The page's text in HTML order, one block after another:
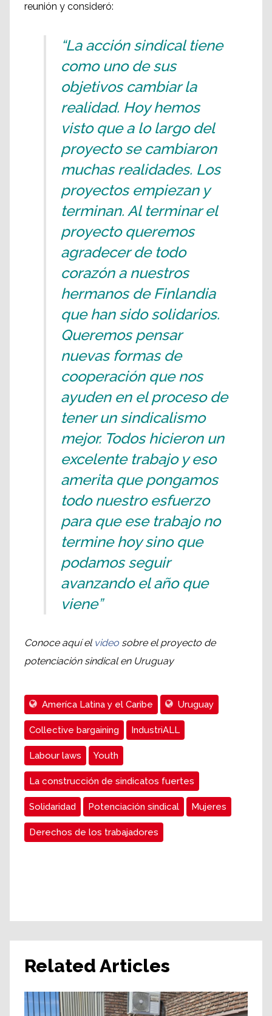
reunión y consideró:
“La acción sindical tiene
como uno de sus
objetivos cambiar la
realidad. Hoy hemos
visto que a lo largo del
proyecto se cambiaron
muchas realidades. Los
proyectos empiezan y
terminan. Al terminar el
proyecto queremos
agradecer de todo
corazón a nuestros
hermanos de Finlandia
que han sido solidarios.
Queremos pensar
nuevas formas de
cooperación que nos
ayuden en el proceso de
tener un sindicalismo
mejor. Todos hicieron un
excelente trabajo y eso
amerita que pongamos
todo nuestro esfuerzo
para que ese trabajo no
termine hoy sino que
podamos seguir
avanzando el año que
viene”
Conoce aquí el video sobre el proyecto de
potenciación sindical en Uruguay
Ameríca Latina y el Caribe Uruguay
Collective bargaining IndustriALL
Labour laws Youth
La construcción de sindicatos fuertes
Solidaridad Potenciación sindical Mujeres
Derechos de los trabajadores
Related Articles